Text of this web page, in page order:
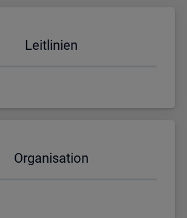
Leit­li­ni­en
Or­ga­ni­sa­ti­on